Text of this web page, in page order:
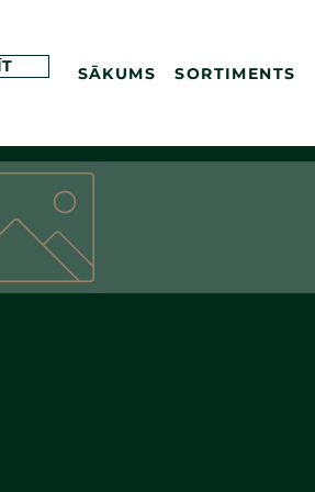
SĀKUMS SORTIMENTS